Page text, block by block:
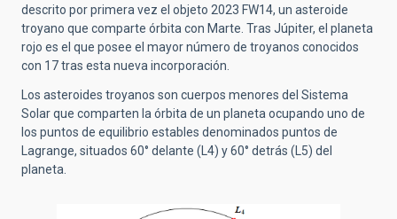
descrito por primera vez el objeto 2023 FW14, un asteroide
troyano que comparte órbita con Marte. Tras Júpiter, el planeta
rojo es el que posee el mayor número de troyanos conocidos
con 17 tras esta nueva incorporación.
Los asteroides troyanos son cuerpos menores del Sistema
Solar que comparten la órbita de un planeta ocupando uno de
los puntos de equilibrio estables denominados puntos de
Lagrange, situados 60° delante (L4) y 60° detrás (L5) del
planeta.